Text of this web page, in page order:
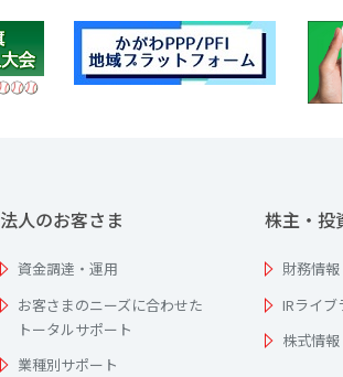
法人のお客さま
資金調達・運用
お客さまのニーズに合わせた
トータルサポート
業種別サポート
株主・投
財務情報
IRライブ
株式情報